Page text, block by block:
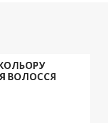
ВОЛОССЯ